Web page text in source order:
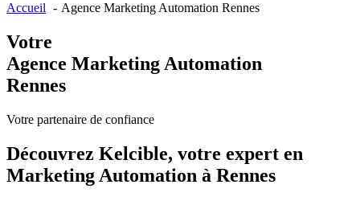
Accueil
Agence Marketing Automation Rennes
Votre
Agence Marketing Automation
Rennes
Votre partenaire de confiance
Découvrez Kelcible, votre expert en
Marketing Automation à Rennes